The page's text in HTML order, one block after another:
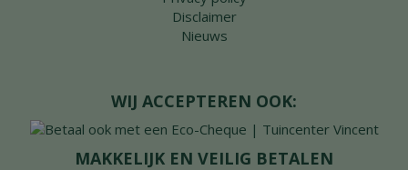
Disclaimer
Nieuws
WIJ ACCEPTEREN OOK:
MAKKELIJK EN VEILIG BETALEN